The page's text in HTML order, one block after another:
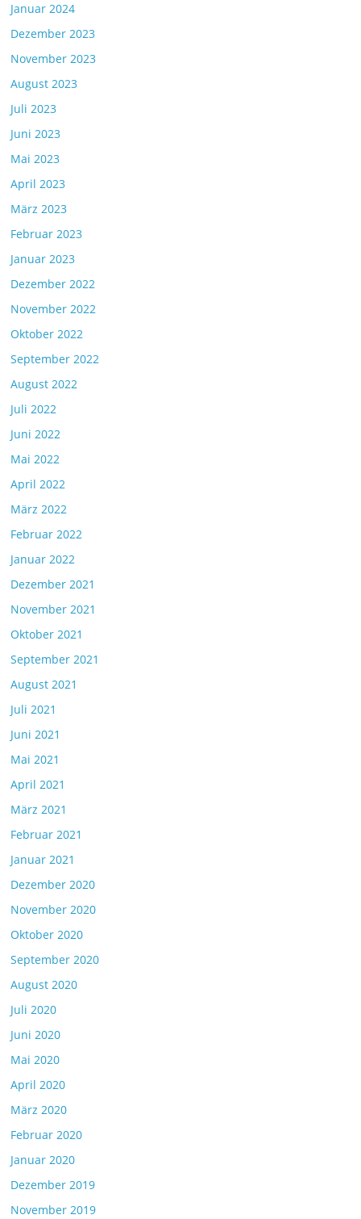
Januar 2024
Dezember 2023
November 2023
August 2023
Juli 2023
Juni 2023
Mai 2023
April 2023
März 2023
Februar 2023
Januar 2023
Dezember 2022
November 2022
Oktober 2022
September 2022
August 2022
Juli 2022
Juni 2022
Mai 2022
April 2022
März 2022
Februar 2022
Januar 2022
Dezember 2021
November 2021
Oktober 2021
September 2021
August 2021
Juli 2021
Juni 2021
Mai 2021
April 2021
März 2021
Februar 2021
Januar 2021
Dezember 2020
November 2020
Oktober 2020
September 2020
August 2020
Juli 2020
Juni 2020
Mai 2020
April 2020
März 2020
Februar 2020
Januar 2020
Dezember 2019
November 2019